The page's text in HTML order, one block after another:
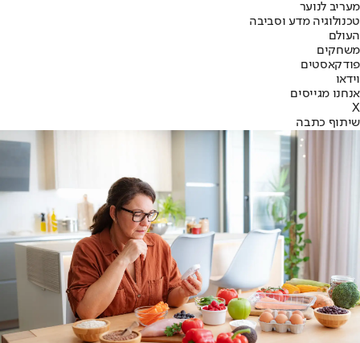
מעריב לנוער
טכנולוגיה מדע וסביבה
העולם
משחקים
פודקאסטים
וידאו
אנחנו מגייסים
X
שיתוף כתבה